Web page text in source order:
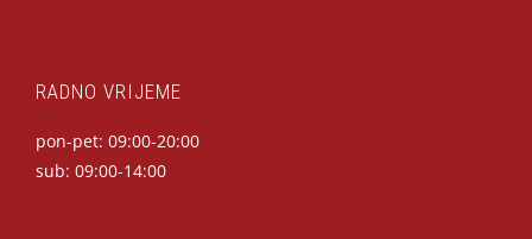
RADNO VRIJEME
pon-pet: 09:00-20:00
sub: 09:00-14:00